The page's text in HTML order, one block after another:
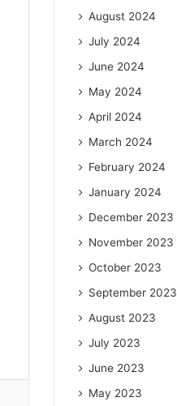
August 2024
July 2024
June 2024
May 2024
April 2024
March 2024
February 2024
January 2024
December 2023
November 2023
October 2023
September 2023
August 2023
July 2023
June 2023
May 2023